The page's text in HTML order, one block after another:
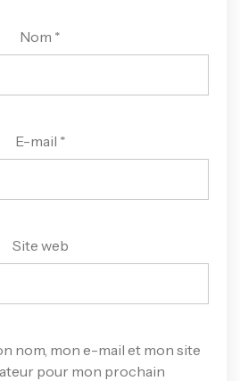
Nom *
E-mail *
Site web
nom, mon e-mail et mon site
pour mon prochain